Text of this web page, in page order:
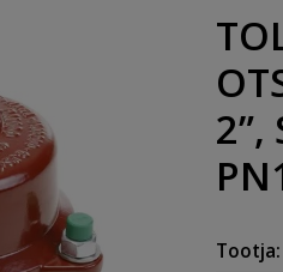
2”,
Tootja: